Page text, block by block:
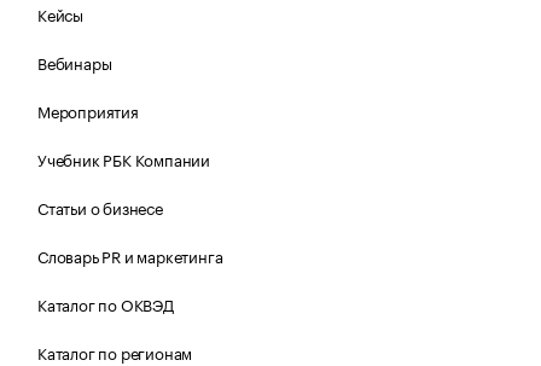
Кейсы
Вебинары
Мероприятия
Учебник РБК Компании
Статьи о бизнесе
Словарь PR и маркетинга
Каталог по ОКВЭД
Каталог по регионам